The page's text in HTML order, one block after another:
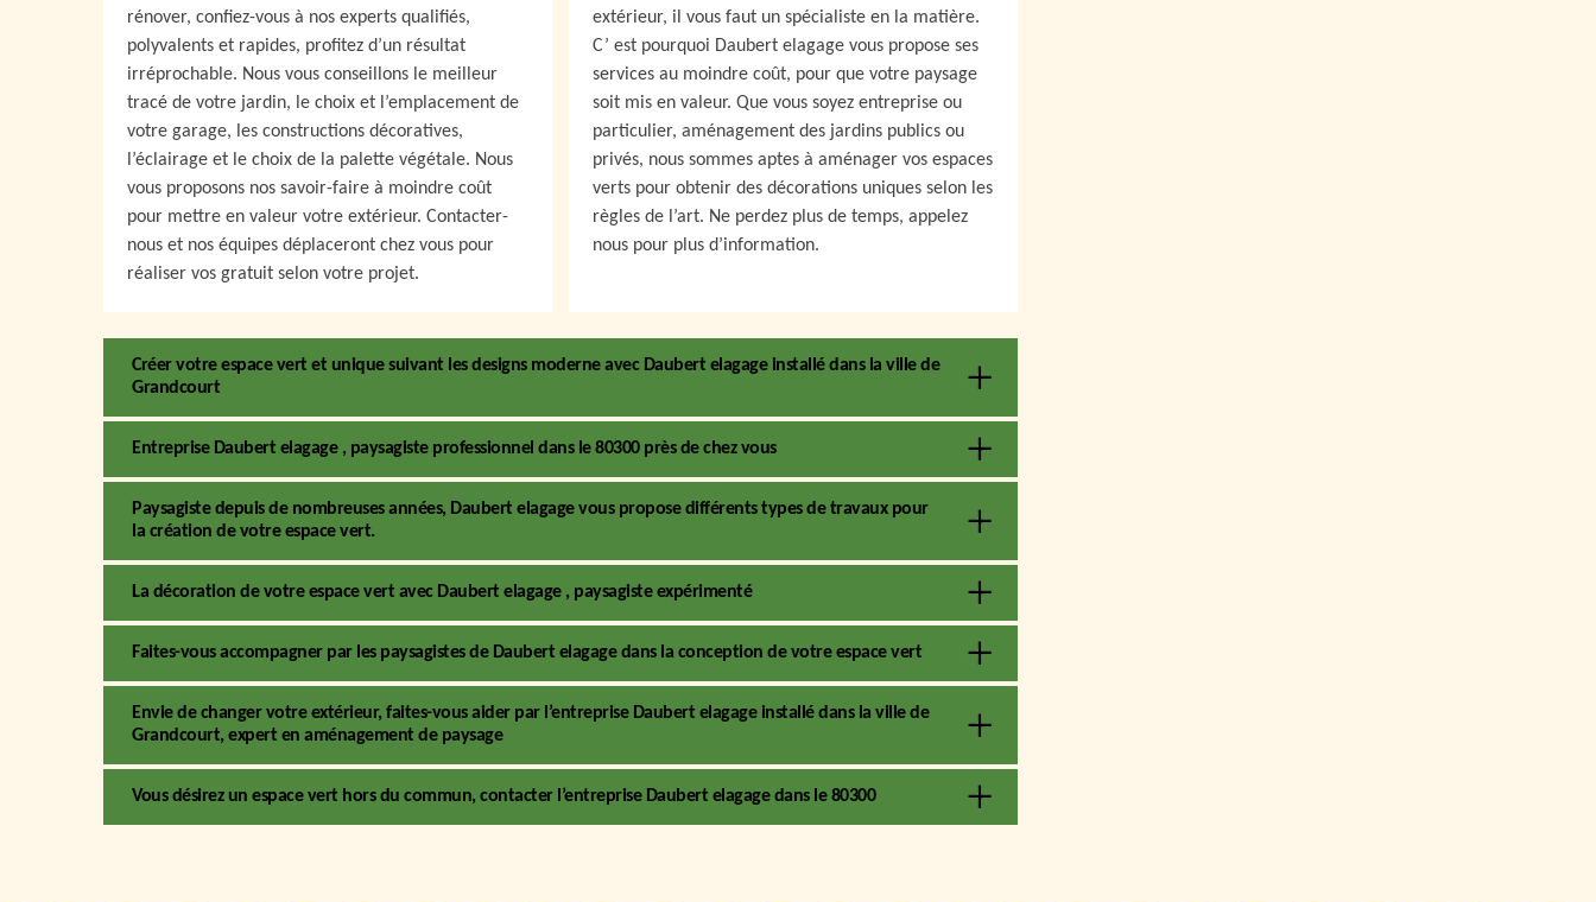
rénover, confiez-vous à nos experts qualifiés,
polyvalents et rapides, profitez d’un résultat
irréprochable. Nous vous conseillons le meilleur
tracé de votre jardin, le choix et l’emplacement de
votre garage, les constructions décoratives,
l’éclairage et le choix de la palette végétale. Nous
vous proposons nos savoir-faire à moindre coût
pour mettre en valeur votre extérieur. Contacter-
nous et nos équipes déplaceront chez vous pour
réaliser vos gratuit selon votre projet.
extérieur, il vous faut un spécialiste en la matière.
C’ est pourquoi Daubert elagage vous propose ses
services au moindre coût, pour que votre paysage
soit mis en valeur. Que vous soyez entreprise ou
particulier, aménagement des jardins publics ou
privés, nous sommes aptes à aménager vos espaces
verts pour obtenir des décorations uniques selon les
règles de l’art. Ne perdez plus de temps, appelez
nous pour plus d’information.
Créer votre espace vert et unique suivant les designs moderne avec Daubert elagage installé dans la ville de
Grandcourt
Entreprise Daubert elagage , paysagiste professionnel dans le 80300 près de chez vous
Paysagiste depuis de nombreuses années, Daubert elagage vous propose différents types de travaux pour
la création de votre espace vert.
La décoration de votre espace vert avec Daubert elagage , paysagiste expérimenté
Faites-vous accompagner par les paysagistes de Daubert elagage dans la conception de votre espace vert
Envie de changer votre extérieur, faites-vous aider par l’entreprise Daubert elagage installé dans la ville de
Grandcourt, expert en aménagement de paysage
Vous désirez un espace vert hors du commun, contacter l’entreprise Daubert elagage dans le 80300